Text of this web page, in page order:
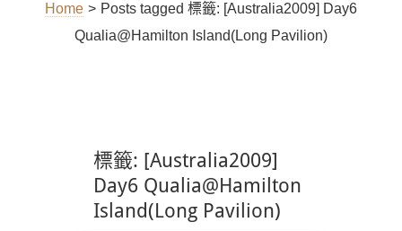
Home > Posts tagged 標籤: [Australia2009] Day6
Qualia@Hamilton Island(Long Pavilion)
標籤: [Australia2009]
Day6 Qualia@Hamilton
Island(Long Pavilion)